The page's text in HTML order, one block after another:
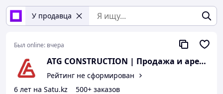
У продавца
Был online: вчера
ATG CONSTRUCTION | Продажа и аренда строительного оборудования, газона, биотуалетов
Рейтинг не сформирован
6 лет на Satu.kz
500+ заказов